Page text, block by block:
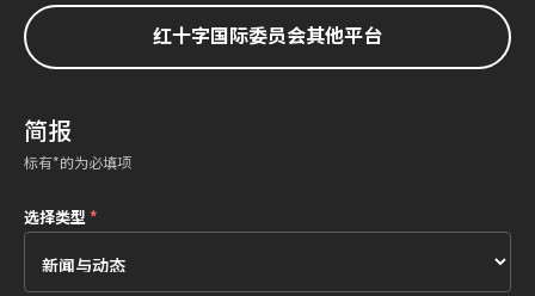
红十字国际委员会其他平台
简报
标有*的为必填项
选择类型 *